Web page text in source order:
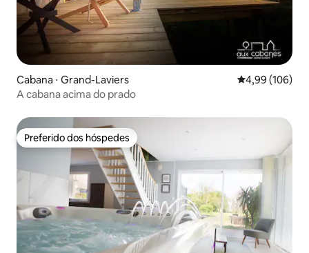
Cabana ⋅ Grand-Laviers 4,99 de uma
4,99 (106)
A cabana acima do prado
Preferido dos hóspedes
Preferido dos hóspedes